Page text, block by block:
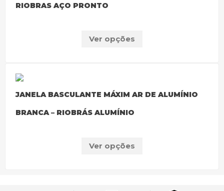
RIOBRAS AÇO PRONTO
Ver opções
JANELA BASCULANTE MÁXIM AR DE ALUMÍNIO
BRANCA – RIOBRÁS ALUMÍNIO
Ver opções